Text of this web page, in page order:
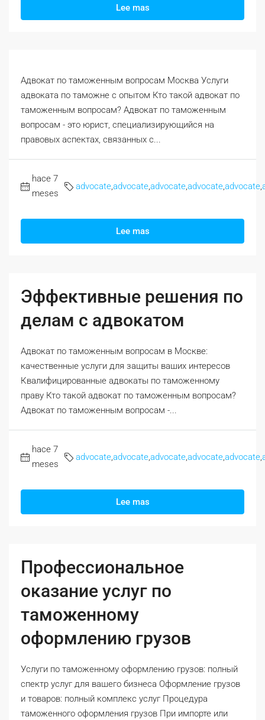
Lee mas
Адвокат по таможенным вопросам Москва Услуги
адвоката по таможне с опытом Кто такой адвокат по
таможенным вопросам? Адвокат по таможенным
вопросам - это юрист, специализирующийся на
правовых аспектах, связанных с...
hace 7
meses
advocateadvocateadvocateadvocateadvocate
Lee mas
Эффективные решения по
делам с адвокатом
Адвокат по таможенным вопросам в Москве:
качественные услуги для защиты ваших интересов
Квалифицированные адвокаты по таможенному
праву Кто такой адвокат по таможенным вопросам?
Адвокат по таможенным вопросам -...
hace 7
meses
advocateadvocateadvocateadvocateadvocate
Lee mas
Профессиональное
оказание услуг по
таможенному
оформлению грузов
Услуги по таможенному оформлению грузов: полный
спектр услуг для вашего бизнеса Оформление грузов
и товаров: полный комплекс услуг Процедура
таможенного оформления грузов При импорте или